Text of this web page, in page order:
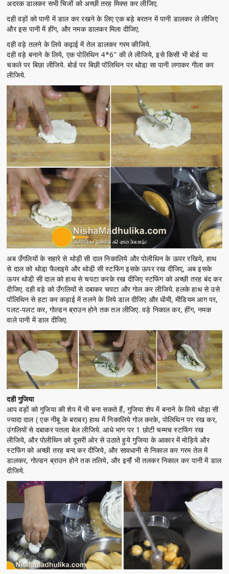
अदरक डालकर सभी चिजों को अच्छी तरह मिक्स कर लीजिए.
दही वड़ों को पानी में डाल कर रखने के लिए एक बड़े बरतन में पानी डालकर ले लीजिए
और इस पानी में हींग, और नमक डालकर मिला दीजिए.
दही वड़े तलने के लिये कढ़ाई में तेल डालकर गरम कीजिये.
दही वड़े बनाने के लिये, एक पोलिथिन 4*6" की ले लीजिये, इसे किसी भी बोर्ड या
चकले पर बिछा लीजिये. बोर्ड पर बिछी पॉलिथिन पर थोडा़ सा पानी लगाकर गीला कर
लीजिये.
अब उँगलियों के सहारे से थोड़ी सी दाल निकालिये और पोलीथिन के ऊपर रखिये, हाथ
से दाल को थोडा़ फैलाइये और थोडी़ सी स्टफिंग इसके ऊपर रख दीजिए, अब इसके
ऊपर थोडी़ सी दाल को हाथ से चपटा करके रख दीजिए स्टफिंग को अच्छी तरह बंद कर
दीजिए. दही वड़े को उँगलियों से दबाकर चपटा और गोल कर लीजिये. हलके हाथ से उसे
पॉलिथिन से हटा कर कड़ाई में तलने के लिये डाल दीजिए और धीमी, मीडियम आग पर,
पलट-पलट कर, गोल्डन ब्राउन होने तक तल लीजिए. वड़े निकाल कर, हींग, नमक
वाले पानी में डाल दीजिए.
दही गुजिया
आप वड़ों को गुजिया की शेप में भी बना सकते हैं, गुजिया शेप में बनाने के लिये थोड़ा सी
ज्यादा दाल ( एक नीबू के बराबर) हाथ में निकालिये गोल करके, पोलिथिन पर रख कर,
उंगलियों से दबाकर पतला बेल लीजिये. आधे भाग पर 1 छोटी चम्मच स्टफिंग रख
लीजिये, और पोलीथिन को दूसरी ओर से उठाते हुये गुजिया के आकार में मोड़िये और
स्टफिंग को अच्छी तरह बन्द कर दीजिये, और सावधानी से निकाल कर गरम तेल में
डालकर, गोल्डन ब्राउन होने तक तलिये, और इन्हैं भी तलकर निकाल कर पानी में डाल
दीजिये.